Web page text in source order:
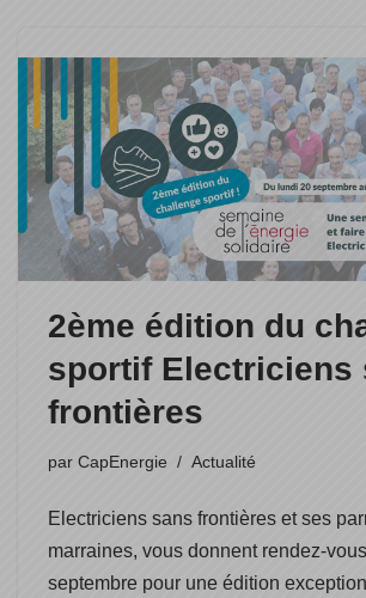
2ème édition du
sportif Electriciens
frontières
par CapEnergie Actualité
Electriciens sans frontières et ses
marraines, vous donnent rendez-
septembre pour une édition